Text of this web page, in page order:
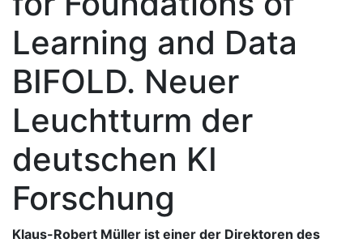
Learning and Data
BIFOLD. Neuer
Leuchtturm der
deutschen KI
Forschung
Klaus-Robert Müller ist einer der Direktoren des